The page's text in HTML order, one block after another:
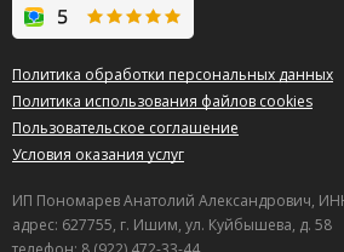
Политика обработки персональных данных
Политика использования файлов cookies
Пользовательское соглашение
Условия оказания услуг
ИП Пономарев Анатолий Александрович,
адрес: 627755, г. Ишим, ул. Куйбышева, д. 58